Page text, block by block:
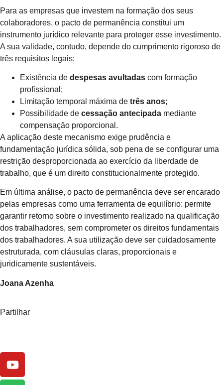
Para as empresas que investem na formação dos seus
colaboradores, o pacto de permanência constitui um
instrumento jurídico relevante para proteger esse investimento.
A sua validade, contudo, depende do cumprimento rigoroso de
três requisitos legais:
Existência de despesas avultadas com formação
profissional;
Limitação temporal máxima de três anos;
Possibilidade de cessação antecipada mediante
compensação proporcional.
A aplicação deste mecanismo exige prudência e
fundamentação jurídica sólida, sob pena de se configurar uma
restrição desproporcionada ao exercício da liberdade de
trabalho, que é um direito constitucionalmente protegido.
Em última análise, o pacto de permanência deve ser encarado
pelas empresas como uma ferramenta de equilíbrio: permite
garantir retorno sobre o investimento realizado na qualificação
dos trabalhadores, sem comprometer os direitos fundamentais
dos trabalhadores. A sua utilização deve ser cuidadosamente
estruturada, com cláusulas claras, proporcionais e
juridicamente sustentáveis.
Joana Azenha
Partilhar